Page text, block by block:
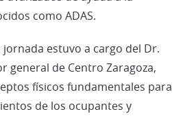
como ADAS.
estuvo a cargo del Dr.
general de Centro Zaragoza,
físicos fundamentales para
de los ocupantes y